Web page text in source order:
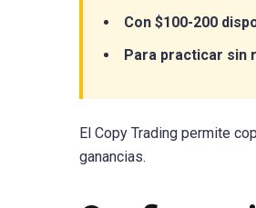
Con $100-200
Para practicar sin
El Copy Trading permite
ganancias.